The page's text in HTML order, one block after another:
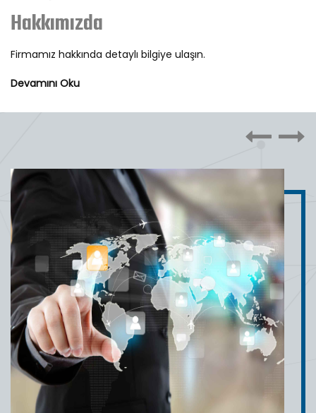
Hakkımızda
Firmamız hakkında detaylı bilgiye ulaşın.
Devamını Oku